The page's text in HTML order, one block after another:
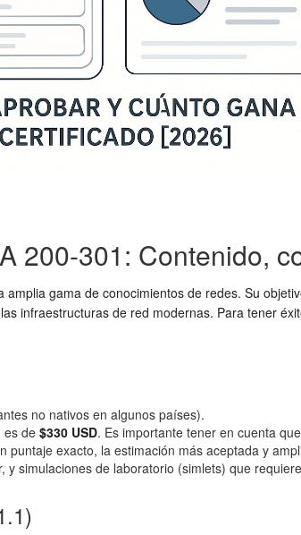
200-301: Contenido,
gama de conocimientos de redes. Su
infraestructuras de red modernas. Para tener
no nativos en algunos países).
es de $330 USD. Es importante tener en cuenta
puntaje exacto, la estimación más aceptada y
simulaciones de laboratorio (simlets) que